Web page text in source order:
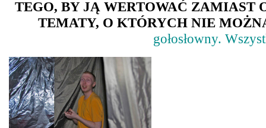
TEGO, BY JĄ WERTOWAĆ
TEMATY, O KTÓRYCH NIE
gołosłowny.